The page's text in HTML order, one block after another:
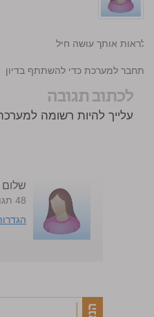
לראות אותך עושה חיל
התחבר למערכת כדי להשתתף בדיון
לכתוב תגובה
עלייך להיות רשומה
שלום
48 תגובות. 0 כתבות.